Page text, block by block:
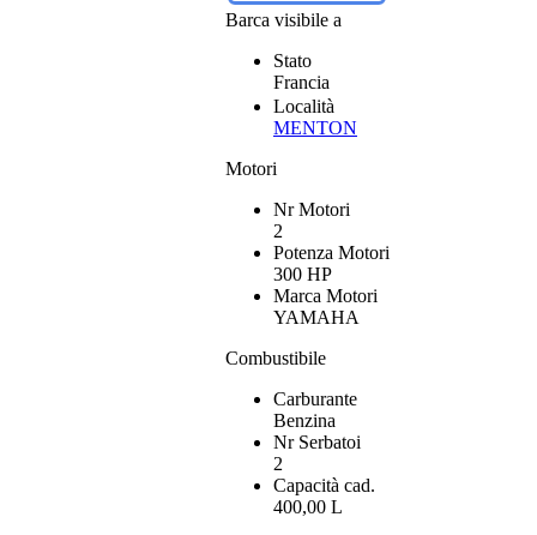
Barca visibile a
Stato
Francia
Località
MENTON
Motori
Nr Motori
2
Potenza Motori
300 HP
Marca Motori
YAMAHA
Combustibile
Carburante
Benzina
Nr Serbatoi
2
Capacità cad.
400,00 L